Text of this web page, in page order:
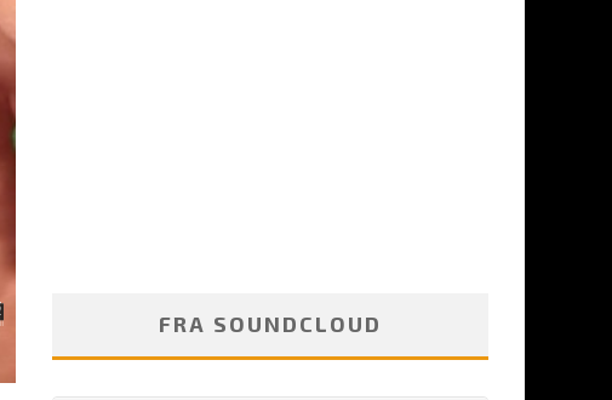
FRA SOUNDCLOUD